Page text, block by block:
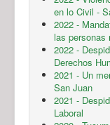
en lo Civil -
2022 -
las personas
2022 -
Derechos
2021 - Un
San Juan
2021 -
Laboral